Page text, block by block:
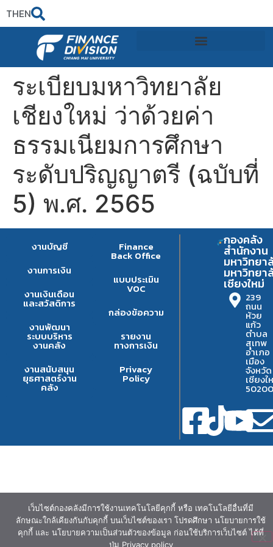
THEN
ระเบียบมหาวิทยาลัย
เชียงใหม่ ว่าด้วยค่า
ธรรมเนียมการศึกษา
ระดับปริญญาตรี (ฉบับที่
5) พ.ศ. 2565
งานบัญชี
งานการเงิน
งานเงินเดือน
และสวัสดิการ
งานพัฒนา
ระบบบริหาร
งานคลัง
งานสนับสนุน
ยุธศาสตร์งาน
คลัง
Finance
Back Office
แบบประเมิน
VOC
กล่องข้อความ
รายงาน
ทางการเงิน
Privacy
Policy
กองคลัง
สำนักงาน
มหาวิทยา
มหาวิทยา
เชียงใหม่
239
ถนน
ห้วย
แก้ว
ตำบล
สุเทพ
อำเภอ
เมือง
จังหวัด
เชียงใ
50200
เว็บไซต์กองคลังมีการใช้งานเทคโนโลยีคุกกี้ หรือ เทคโนโลยีอื่นที่มี
ลักษณะใกล้เคียงกันกับคุกกี้ บนเว็บไซต์ของเรา โปรดศึกษา นโยบายการใช้
คุกกี้ และ นโยบายความเป็นส่วนตัวของข้อมูล ก่อนใช้บริการเว็บไซต์ ได้ที่
ปุ่ม Privacy policy